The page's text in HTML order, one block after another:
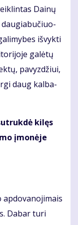
Dai­nų
dau­gia­bu­čiuo­
iš­vyk­ti
ga­lė­tų
pa­vyz­džiui,
daug kal­ba­
ki­lęs
įmo­nė­je
ap­do­va­no­ji­mais
Da­bar tu­ri